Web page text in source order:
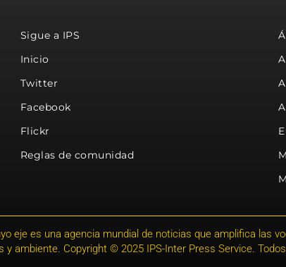
Sigue a IPS
Inicio
Twitter
Facebook
Flickr
Reglas de comunidad
eje es una agencia mundial de noticias que amplifica las
y ambiente. Copyright © 2025 IPS-Inter Press Service.